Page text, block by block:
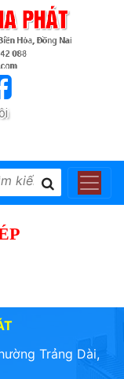
Trảng Dài,